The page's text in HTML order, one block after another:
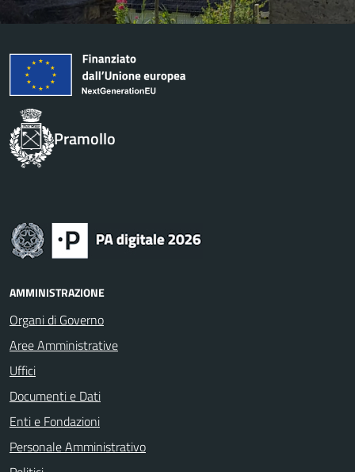
Pramollo
AMMINISTRAZIONE
Organi di Governo
Aree Amministrative
Uffici
Documenti e Dati
Enti e Fondazioni
Personale Amministrativo